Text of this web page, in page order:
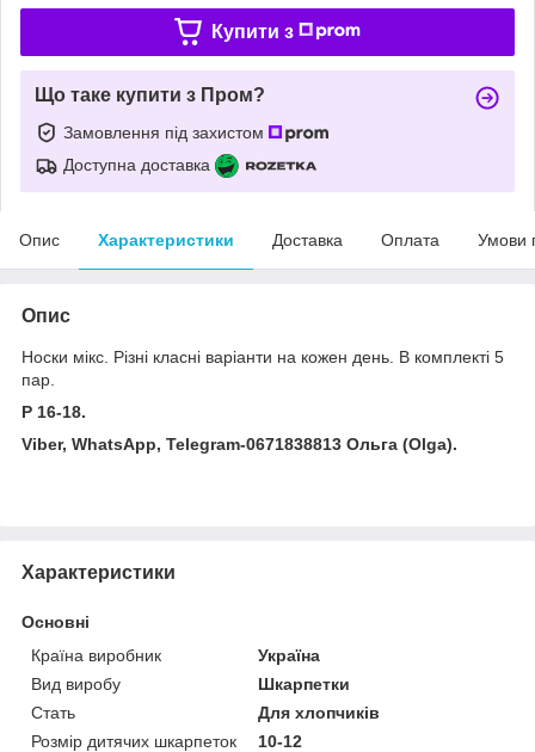
Купити з
Що таке купити з Пром?
Замовлення під захистом
Доступна доставка
Опис Характеристики Доставка Оплата Умови
Опис
Носки мікс. Різні класні варіанти на кожен день. В комплекті 5
пар.
Р 16-18.
Viber, WhatsApp, Telegram-0671838813 Ольга (Olga).
Характеристики
Основні
Країна виробник
Україна
Вид виробу
Шкарпетки
Стать
Для хлопчиків
Розмір дитячих шкарпеток
10-12